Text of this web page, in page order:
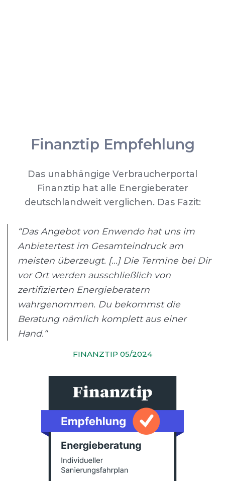
Finanztip Empfehlung
Das unabhängige Verbraucherportal
Finanztip hat alle Energieberater
deutschlandweit verglichen. Das Fazit:
“Das Angebot von Enwendo hat uns im
Anbietertest im Gesamteindruck am
meisten überzeugt. [...] Die Termine bei Dir
vor Ort werden ausschließlich von
zertifizierten Energieberatern
wahrgenommen. Du bekommst die
Beratung nämlich komplett aus einer
Hand.“
FINANZTIP 05/2024